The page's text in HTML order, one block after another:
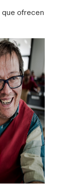
que ofrecen